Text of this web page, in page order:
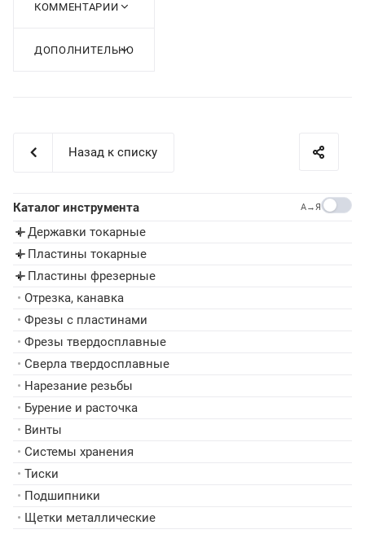
КОММЕНТАРИИ
ДОПОЛНИТЕЛЬНО
Назад к списку
Каталог инструмента A→Я
▸ Державки токарные
▸ Пластины токарные
▸ Пластины фрезерные
• Отрезка, канавка
• Фрезы с пластинами
• Фрезы твердосплавные
• Сверла твердосплавные
• Нарезание резьбы
• Бурение и расточка
• Винты
• Системы хранения
• Тиски
• Подшипники
• Щетки металлические